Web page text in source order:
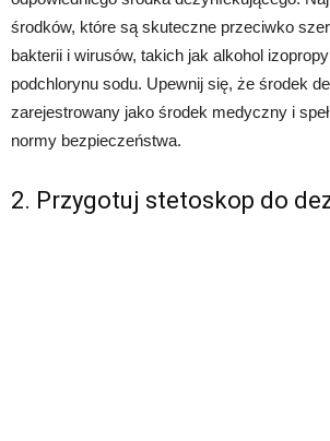
środków, które są skuteczne przeciwko
bakterii i wirusów, takich jak alkohol
podchlorynu sodu. Upewnij się, że środek
zarejestrowany jako środek medyczny i
normy bezpieczeństwa.
2. Przygotuj stetoskop do